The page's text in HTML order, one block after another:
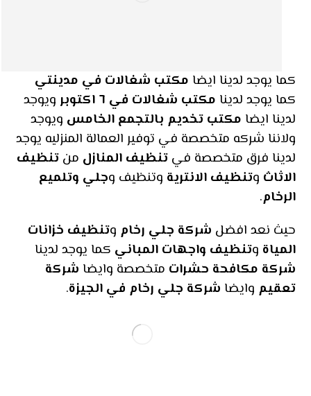
كما يوجد لدينا ايضا مكتب شغالات في مدينتي
كما يوجد لدينا مكتب شغالات في ٦ اكتوبر
ويوجد
لدينا ايضا مكتب تخديم بالتجمع الخامس ويوجد
ولاننا شركه متخصصة في توفير العمالة المنزليه يوجد
لدينا فرق متخصصة فيتنظيف المنازل منتنظيف
الاثاث وتنظيف الانترية وتنظيف وجلي وتلميع
الرخام.
حيث نعد افضل شركة جلي رخام وتنظيف خزانات
المياة وتنظيف واجهات المباني كما يوجد لدينا
شركة مكافحة حشرات متخصصة وايضا شركة
تعقيم وايضا شركة جلي رخام في الجيزة.